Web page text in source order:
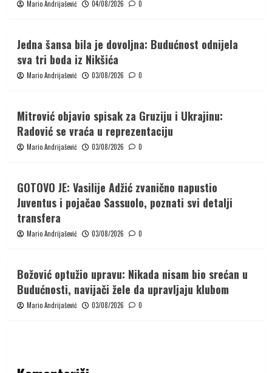
Mario Andrijašević 04/08/2026 0
Jedna šansa bila je dovoljna: Budućnost odnijela
sva tri boda iz Nikšića
Mario Andrijašević 03/08/2026 0
Mitrović objavio spisak za Gruziju i Ukrajinu:
Radović se vraća u reprezentaciju
Mario Andrijašević 03/08/2026 0
GOTOVO JE: Vasilije Adžić zvanično napustio
Juventus i pojačao Sassuolo, poznati svi detalji
transfera
Mario Andrijašević 03/08/2026 0
Božović optužio upravu: Nikada nisam bio srećan u
Budućnosti, navijači žele da upravljaju klubom
Mario Andrijašević 03/08/2026 0